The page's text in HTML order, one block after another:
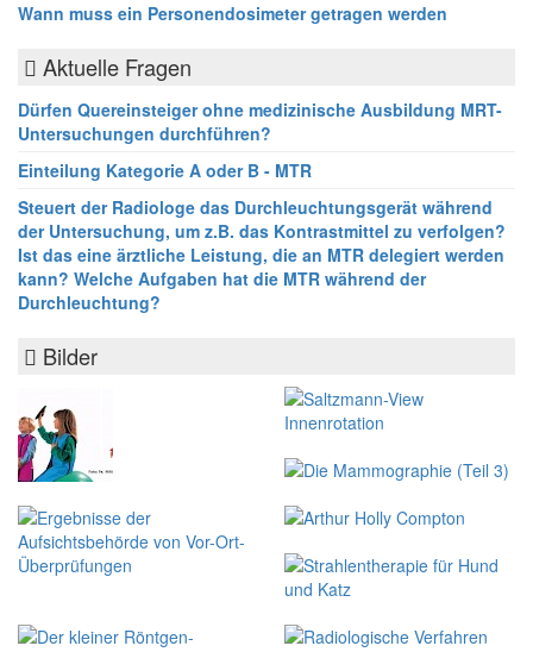
Wann muss ein Personendosimeter getragen werden
Aktuelle Fragen
Dürfen Quereinsteiger ohne medizinische Ausbildung MRT-
Untersuchungen durchführen?
Einteilung Kategorie A oder B - MTR
Steuert der Radiologe das Durchleuchtungsgerät während
der Untersuchung, um z.B. das Kontrastmittel zu verfolgen?
Ist das eine ärztliche Leistung, die an MTR delegiert werden
kann? Welche Aufgaben hat die MTR während der
Durchleuchtung?
Bilder